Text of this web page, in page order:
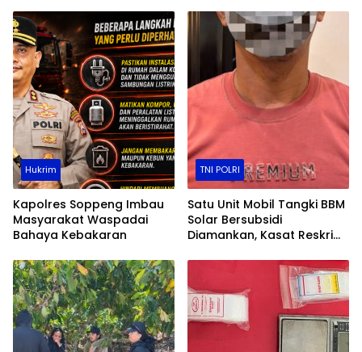
Hukrim
Kapolres Soppeng Imbau
Masyarakat Waspadai
Bahaya Kebakaran
TNI POLRI
Satu Unit Mobil Tangki BBM
Solar Bersubsidi
Diamankan, Kasat Reskrim
Hukum Berjalan